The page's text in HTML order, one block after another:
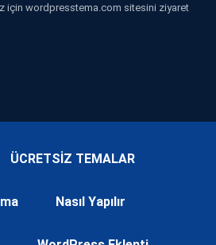
için wordpresstema.com sitesini ziyaret
ÜCRETSİZ TEMALAR
Nasıl Yapılır